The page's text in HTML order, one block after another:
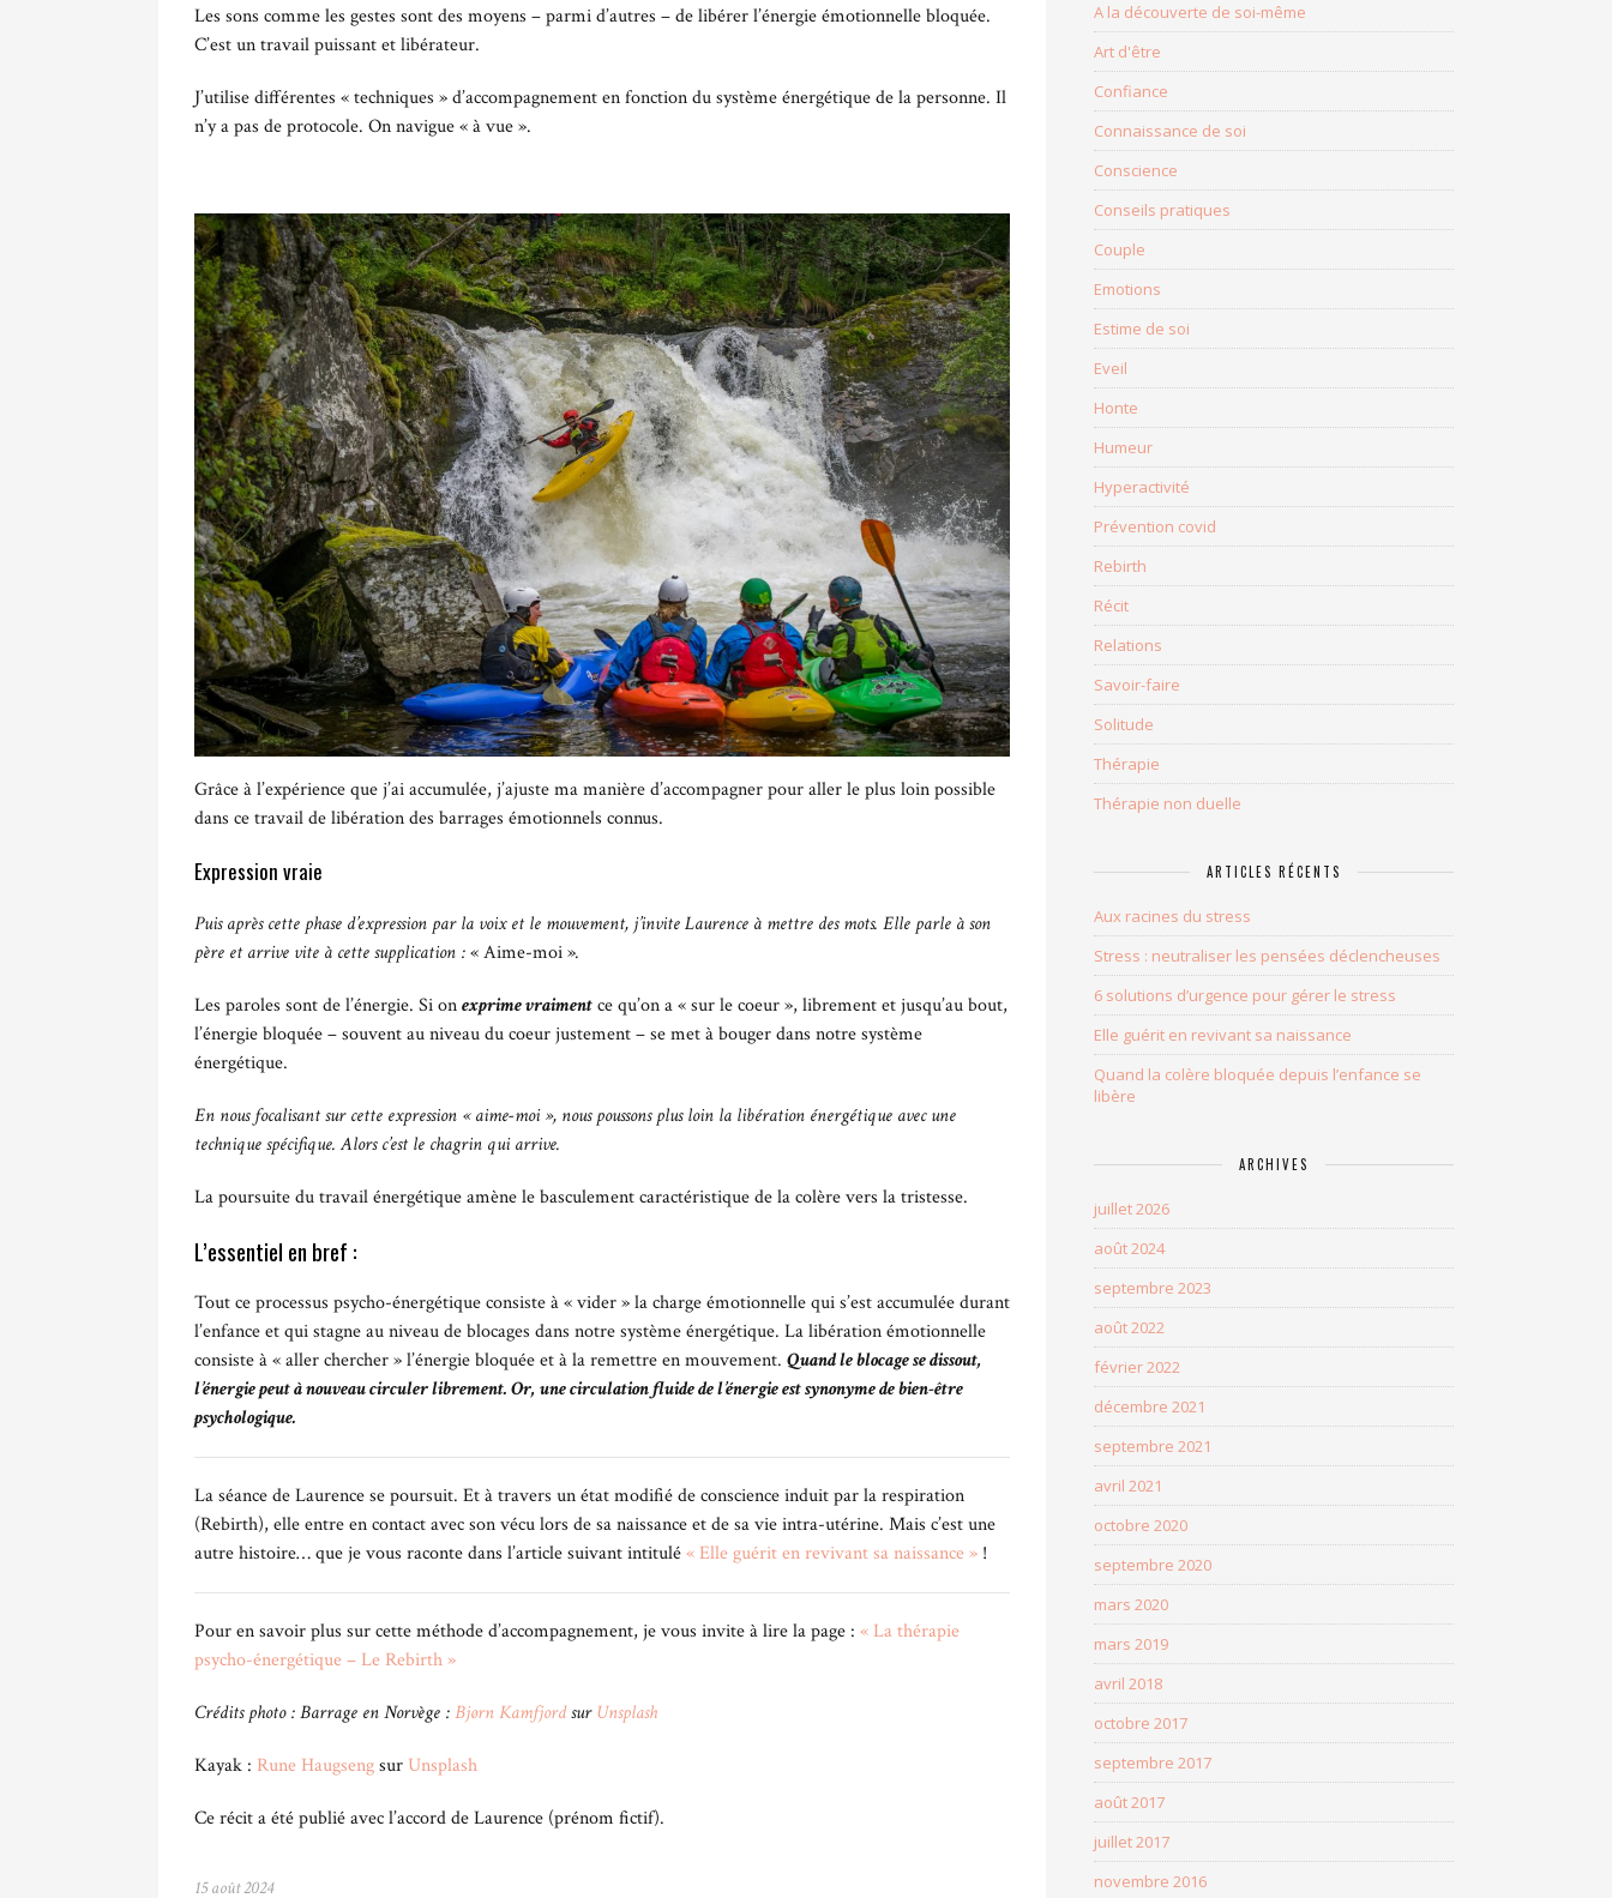
Les sons comme les gestes sont des moyens – parmi d’autres – de libérer l’énergie émotionnelle bloquée.
C’est un travail puissant et libérateur.
J’utilise différentes « techniques » d’accompagnement en fonction du système énergétique de la personne. Il
n’y a pas de protocole. On navigue « à vue ».
Grâce à l’expérience que j’ai accumulée, j’ajuste ma manière d’accompagner pour aller le plus loin possible
dans ce travail de libération des barrages émotionnels connus.
Expression vraie
Puis après cette phase d’expression par la voix et le mouvement, j’invite Laurence à mettre des mots. Elle parle à son
père et arrive vite à cette supplication :« Aime-moi ».
Les paroles sont de l’énergie. Si onexprime vraimentce qu’on a « sur le coeur », librement et jusqu’au bout,
l’énergie bloquée – souvent au niveau du coeur justement – se met à bouger dans notre système
énergétique.
En nous focalisant sur cette expression « aime-moi », nous poussons plus loin la libération énergétique avec une
technique spécifique. Alors c’est le chagrin qui arrive.
La poursuite du travail énergétique amène le basculement caractéristique de la colère vers la tristesse.
L’essentiel en bref :
Tout ce processus psycho-énergétique consiste à « vider » la charge émotionnelle qui s’est accumulée durant
l’enfance et qui stagne au niveau de blocages dans notre système énergétique. La libération émotionnelle
consiste à « aller chercher » l’énergie bloquée et à la remettre en mouvement. Quand le blocage se dissout,
l’énergie peut à nouveau circuler librement. Or, une circulation fluide de l’énergie est synonyme de bien-être
psychologique.
La séance de Laurence se poursuit. Et à travers un état modifié de conscience induit par la respiration
(Rebirth), elle entre en contact avec son vécu lors de sa naissance et de sa vie intra-utérine. Mais c’est une
autre histoire… que je vous raconte dans l’article suivant intitulé« Elle guérit en revivant sa naissance » !
Pour en savoir plus sur cette méthode d’accompagnement, je vous invite à lire la page : « La thérapie
psycho-énergétique – Le Rebirth »
Crédits photo : Barrage en Norvège :Bjørn KamfjordsurUnsplash
Kayak : Rune Haugsengsur Unsplash
Ce récit a été publié avec l’accord de Laurence (prénom fictif).
15 août 2024
A la découverte de soi-même
Art d'être
Confiance
Connaissance de soi
Conscience
Conseils pratiques
Couple
Emotions
Estime de soi
Eveil
Honte
Humeur
Hyperactivité
Prévention covid
Rebirth
Récit
Relations
Savoir-faire
Solitude
Thérapie
Thérapie non duelle
ARTICLES RÉCENTS
Aux racines du stress
Stress : neutraliser les pensées déclencheuses
6 solutions d’urgence pour gérer le stress
Elle guérit en revivant sa naissance
Quand la colère bloquée depuis l’enfance se
libère
ARCHIVES
juillet 2026
août 2024
septembre 2023
août 2022
février 2022
décembre 2021
septembre 2021
avril 2021
octobre 2020
septembre 2020
mars 2020
mars 2019
avril 2018
octobre 2017
septembre 2017
août 2017
juillet 2017
novembre 2016